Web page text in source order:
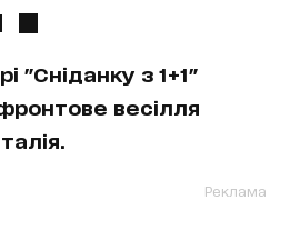
"Сніданку з 1+1"
весілля
Реклама